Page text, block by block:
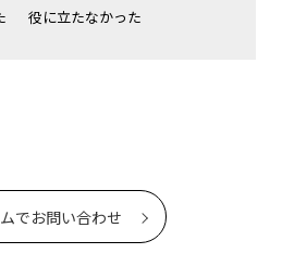
役に立たなかった
でお問い合わせ